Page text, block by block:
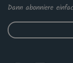
Dann abonniere